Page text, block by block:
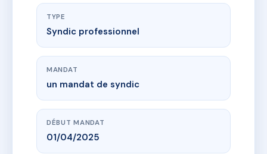
TYPE
Syndic professionnel
MANDAT
un mandat de syndic
DÉBUT MANDAT
01/04/2025